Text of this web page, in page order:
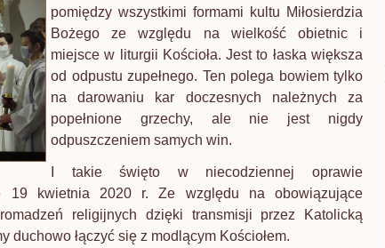
pomiędzy wszystkimi formami kultu Miłosierdzia
Bożego ze względu na wielkość obietnic i
miejsce w liturgii Kościoła. Jest to łaska większa
od odpustu zupełnego. Ten polega bowiem tylko
na darowaniu kar doczesnych należnych za
popełnione grzechy, ale nie jest nigdy
odpuszczeniem samych win.
I takie święto w niecodziennej oprawie
19 kwietnia 2020 r. Ze względu na obowiązujące
religijnych dzięki transmisji przez Katolicką
duchowo łączyć się z modlącym Kościołem.